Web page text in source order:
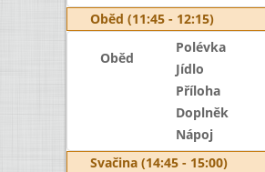
Oběd (11:45 - 12:15)
Oběd
Polévka
Jídlo
Příloha
Doplněk
Nápoj
Svačina (14:45 - 15:00)